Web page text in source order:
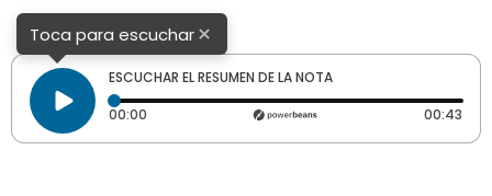
Toca para escuchar×
ESCUCHAR EL RESUMEN DE LA NOTA
00:00 Tiempo transcurrido: 0 segundos 00:43